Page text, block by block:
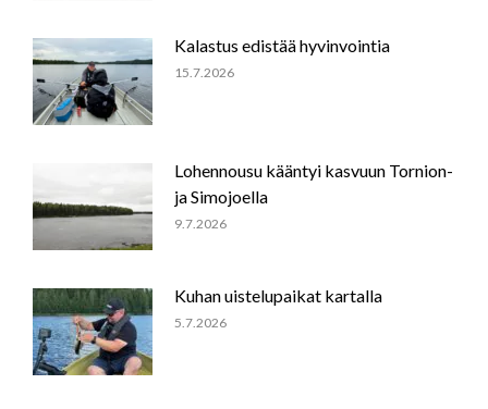
Kalastus edistää hyvinvointia
15.7.2026
Lohennousu kääntyi kasvuun Tornion-
ja Simojoella
9.7.2026
Kuhan uistelupaikat kartalla
5.7.2026